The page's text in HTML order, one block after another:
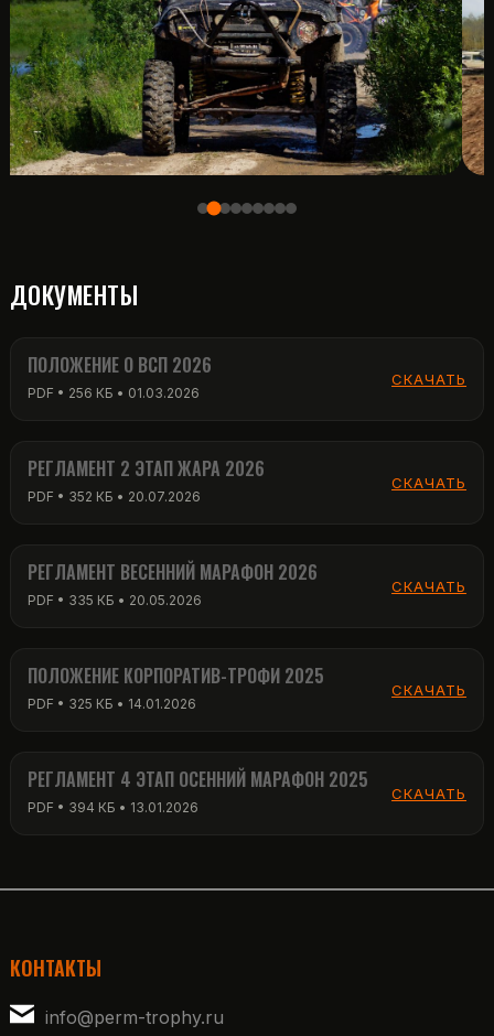
ПОЛОЖЕНИЕ О ВСП 2026
РЕГЛАМЕНТ 2 ЭТАП ЖАРА 2026
РЕГЛАМЕНТ ВЕСЕННИЙ МАРАФОН 2026
ПОЛОЖЕНИЕ КОРПОРАТИВ-ТРОФИ 2025
РЕГЛАМЕНТ 4 ЭТАП ОСЕННИЙ МАРАФОН 2025
КОНТАКТЫ